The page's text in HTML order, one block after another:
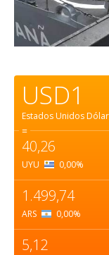
USD1
Estados Unidos
=
40,26
UYU 0,00%
1.499,74
ARS 0,00%
5,12